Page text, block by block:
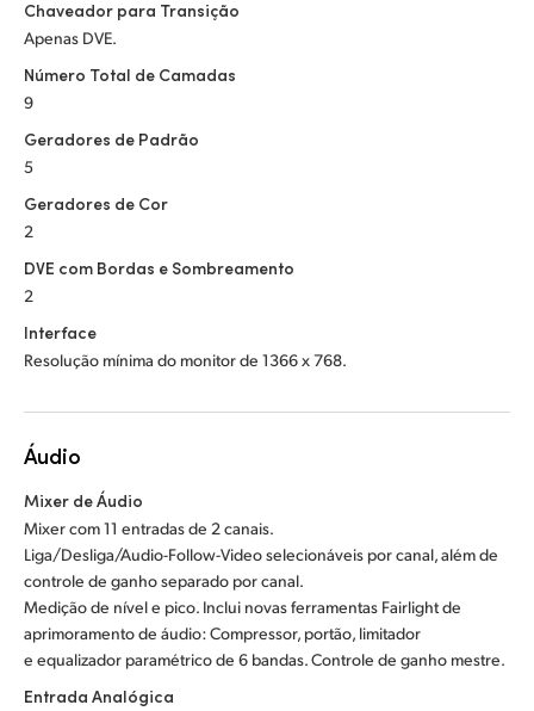
Chaveador para Transição
Apenas DVE.
Número Total de Camadas
9
Geradores de Padrão
5
Geradores de Cor
2
DVE com Bordas e Sombreamento
2
Interface
Resolução mínima do monitor de 1366 x 768.
Áudio
Mixer de Áudio
Mixer com 11 entradas de 2 canais.
Liga/Desliga/Audio-Follow-Video selecionáveis por canal, além de
controle de ganho separado por canal.
Medição de nível e pico. Inclui novas ferramentas Fairlight de
aprimoramento de áudio: Compressor, portão, limitador
e equalizador paramétrico de 6 bandas. Controle de ganho mestre.
Entrada Analógica